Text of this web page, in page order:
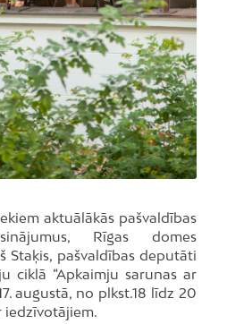
aktuālākās pašvaldības
Rīgas domes
Staķis, pašvaldības deputāti
ciklā “Apkaimju sarunas ar
augustā, no plkst.18 līdz 20
iedzīvotājiem.